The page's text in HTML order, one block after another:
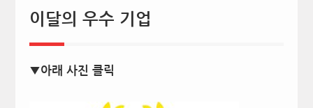
이달의 우수 기업
▼아래 사진 클릭